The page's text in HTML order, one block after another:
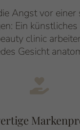
Angst vor
Ein
clinic
Gesicht